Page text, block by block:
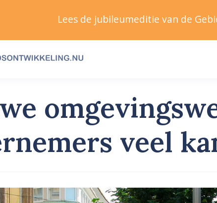
veel
Lees de jubileumeditie van de